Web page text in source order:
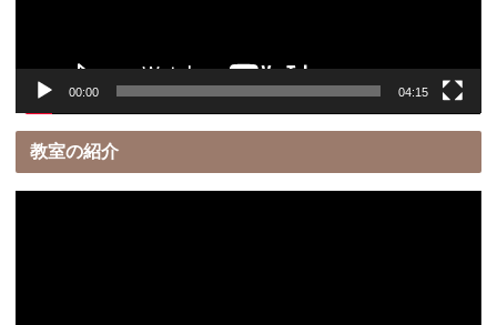
00:00 04:15
教室の紹介